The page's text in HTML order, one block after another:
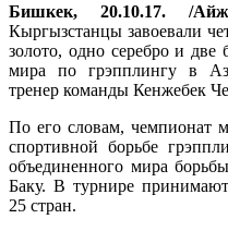
Бишкек, 20.10.17. /
Кыргызстанцы завоевали
золото, одно серебро и две
мира по грэпплингу в
тренер команды Кенжебек
По его словам,
спортивной борьбе
объединенного мира
Баку. В турнире принимают
25 стран.